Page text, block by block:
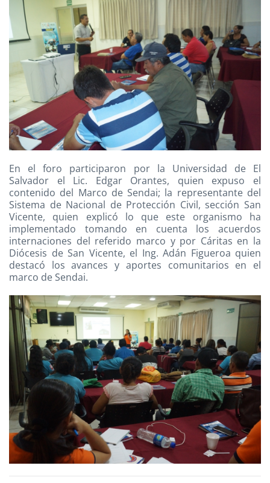
En el foro participaron por la Universidad de El
Salvador el Lic. Edgar Orantes, quien expuso el
contenido del Marco de Sendai; la representante del
Sistema de Nacional de Protección Civil, sección San
Vicente, quien explicó lo que este organismo ha
implementado tomando en cuenta los acuerdos
internaciones del referido marco y por Cáritas en la
Diócesis de San Vicente, el Ing. Adán Figueroa quien
destacó los avances y aportes comunitarios en el
marco de Sendai.